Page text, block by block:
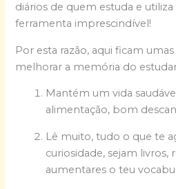
diários de quem estuda e
ferramenta imprescindível!
Por esta razão, aqui ficam
melhorar a memória do
Mantém um vida
alimentação, bom
Lê muito, tudo o que te
curiosidade, sejam livros,
aumentares o teu